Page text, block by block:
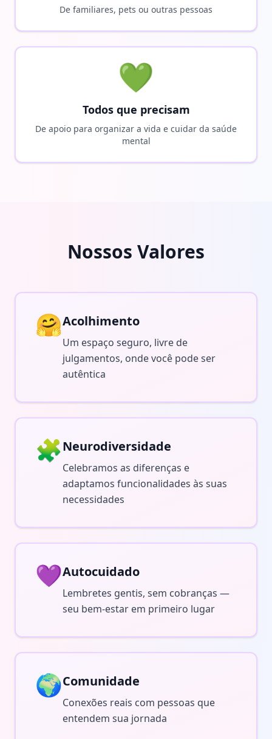
De familiares, pets ou outras pessoas
💚
Todos que precisam
De apoio para organizar a vida e cuidar da saúde
mental
Nossos Valores
🤗Acolhimento
Um espaço seguro, livre de
julgamentos, onde você pode ser
autêntica
🧩Neurodiversidade
Celebramos as diferenças e
adaptamos funcionalidades às suas
necessidades
💜Autocuidado
Lembretes gentis, sem cobranças —
seu bem-estar em primeiro lugar
🌍Comunidade
Conexões reais com pessoas que
entendem sua jornada